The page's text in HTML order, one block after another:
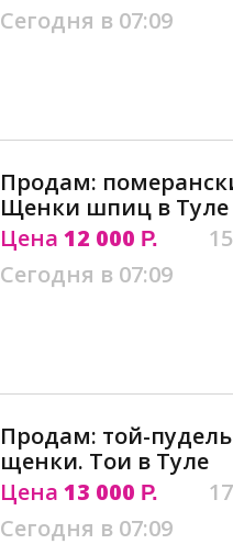
Сегодня в 07:09
Продам:
Щенки шпиц в Туле
Цена 12 000 Р.
Сегодня в 07:09
Продам: той-
щенки. Тои в Туле
Цена 13 000 Р.
Сегодня в 07:09